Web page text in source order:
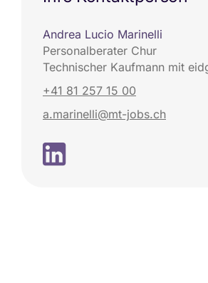
Andrea Lucio Marinelli
Personalberater Chur
Technischer Kaufmann mit
+41 81 257 15 00
a.marinelli@mt-jobs.ch